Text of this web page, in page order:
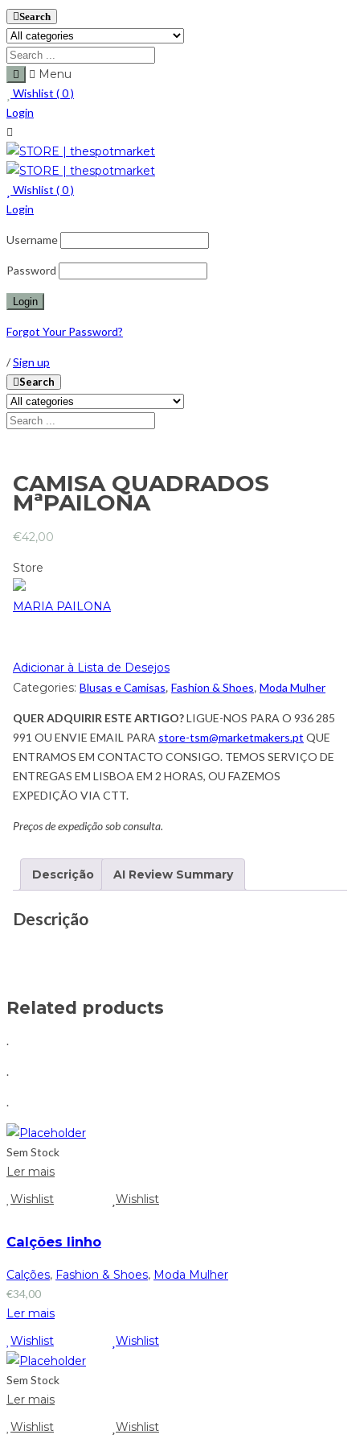
Search
Menu
Wishlist (0)
Login
Wishlist (0)
Login
Username
Password
Forgot Your Password?
/Sign up
Search
CAMISA QUADRADOS
MªPAILONA
€42,00
Store
MARIA PAILONA
Adicionar à Lista de Desejos
Categories: Blusas e Camisas, Fashion & Shoes, Moda Mulher
QUER ADQUIRIR ESTE ARTIGO?LIGUE-NOS PARA O 936 285
991 OU ENVIE EMAIL PARA store-tsm@marketmakers.pt QUE
ENTRAMOS EM CONTACTO CONSIGO. TEMOS SERVIÇO DE
ENTREGAS EM LISBOA EM 2 HORAS, OU FAZEMOS
EXPEDIÇÃO VIA CTT.
Preços de expedição sob consulta.
Descrição AI Review Summary
Descrição
Related products
.
.
.
Sem Stock
Ler mais
Wishlist
Wishlist
Calções linho
Calções, Fashion & Shoes, Moda Mulher
€34,00
Ler mais
Wishlist
Wishlist
Sem Stock
Ler mais
Wishlist
Wishlist